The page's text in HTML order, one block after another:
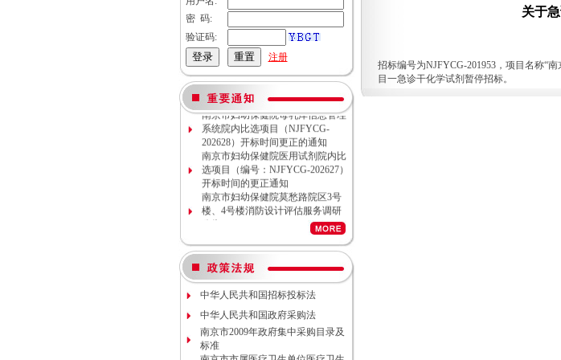
密 码:
验证码:
注册
南京市妇幼保健院母乳库信息管理
系统院内比选项目（NJFYCG-
202628）开标时间更正的通知
南京市妇幼保健院医用试剂院内比
选项目（编号：NJFYCG-202627）
开标时间的更正通知
南京市妇幼保健院莫愁路院区3号
楼、4号楼消防设计评估服务调研
公告
南京市妇幼保健院莫愁路院区3号
楼、4号楼消防安全评估服务调研
南京市妇幼保健院丁家庄院区病理
科密集架项目现场勘察调研邀请
南京市妇幼保健院院内专项资金结
余情况专项审计服务调研公告
南京市妇幼保健院数字化血管造影
机维保项目（项目编号NJFYCG-
2026S10）更正公告
中华人民共和国招标投标法
中华人民共和国政府采购法
南京市2009年政府集中采购目录及
标准
关于
招标编号为NJFYCG-201953，项目名称“
目一急诊干化学试剂暂停招标。